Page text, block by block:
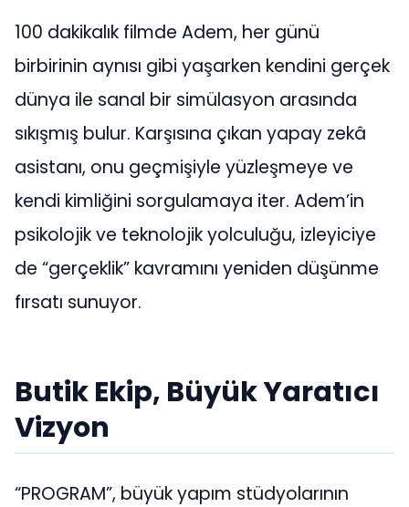
100 dakikalık filmde Adem, her günü
birbirinin aynısı gibi yaşarken kendini gerçek
dünya ile sanal bir simülasyon arasında
sıkışmış bulur. Karşısına çıkan yapay zekâ
asistanı, onu geçmişiyle yüzleşmeye ve
kendi kimliğini sorgulamaya iter. Adem’in
psikolojik ve teknolojik yolculuğu, izleyiciye
de “gerçeklik” kavramını yeniden düşünme
fırsatı sunuyor.
Butik Ekip, Büyük Yaratıcı
Vizyon
“PROGRAM”, büyük yapım stüdyolarının